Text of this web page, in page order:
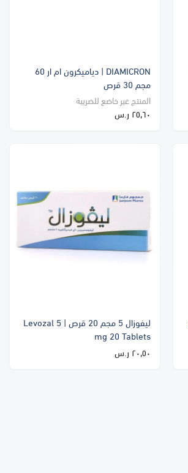
DIAMICRON | دياميكرون ام ار 60
مجم 30 قرص
المنتج غير خاضع للضريبة
٢٥٫٦٠ ر.س
ليفوزال 5 مجم 20 قرص | Levozal 5
mg 20 Tablets
٢٠٫٥٠ ر.س